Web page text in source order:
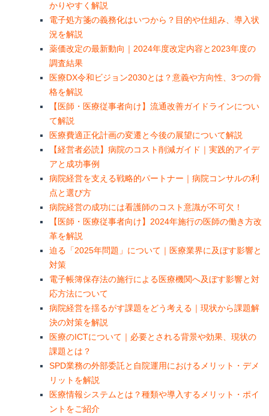
かりやすく解説
電子処方箋の義務化はいつから？目的や仕組み、導入状
況を解説
薬価改定の最新動向｜2024年度改定内容と2023年度の
調査結果
医療DX令和ビジョン2030とは？意義や方向性、3つの骨
格を解説
【医師・医療従事者向け】流通改善ガイドラインについ
て解説
医療費適正化計画の変遷と今後の展望について解説
【経営者必読】病院のコスト削減ガイド｜実践的アイデ
アと成功事例
病院経営を支える戦略的パートナー｜病院コンサルの利
点と選び方
病院経営の成功には看護師のコスト意識が不可欠！
【医師・医療従事者向け】2024年施行の医師の働き方改
革を解説
迫る「2025年問題」について｜医療業界に及ぼす影響と
対策
電子帳簿保存法の施行による医療機関へ及ぼす影響と対
応方法について
病院経営を揺るがす課題をどう考える｜現状から課題解
決の対策を解説
医療のICTについて｜必要とされる背景や効果、現状の
課題とは？
SPD業務の外部委託と自院運用におけるメリット・デメ
リットを解説
医療情報システムとは？種類や導入するメリット・ポイ
ントをご紹介